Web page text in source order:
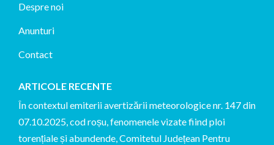
Despre noi
Anunturi
Contact
ARTICOLE RECENTE
În contextul emiterii avertizării meteorologice nr. 147 din
07.10.2025, cod roșu, fenomenele vizate fiind ploi
torențiale și abundende, Comitetul Județean Pentru